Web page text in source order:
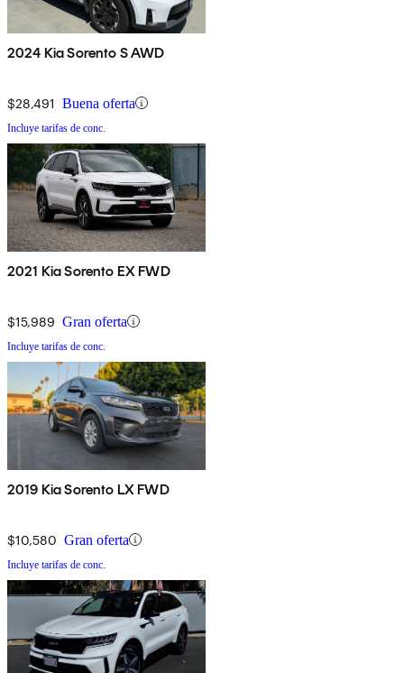
2024 Kia Sorento S AWD
$28,491 Buena oferta
Incluye tarifas de conc.
2021 Kia Sorento EX FWD
$15,989 Gran oferta
Incluye tarifas de conc.
2019 Kia Sorento LX FWD
$10,580 Gran oferta
Incluye tarifas de conc.